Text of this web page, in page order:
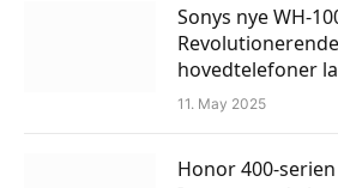
Sonys nye WH-
hovedtelefoner
11. May 2025
Honor 400-